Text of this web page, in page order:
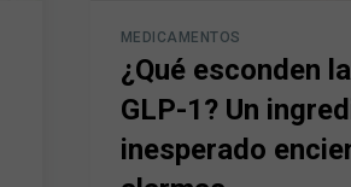
MEDICAMENTOS
¿Qué esconden
GLP-1? Un
inesperado